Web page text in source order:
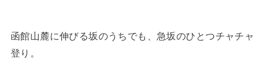
函館山麓に伸びる坂のうちでも、急坂のひとつチャチャ
登り。